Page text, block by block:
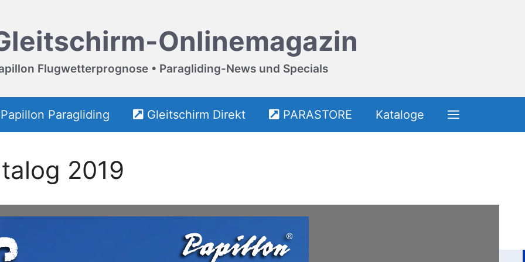
Onlinemagazin
Flugwetterprognose • Paragliding-News und Specials
Papillon Paragliding Gleitschirm Direkt PARASTORE Kataloge
2019